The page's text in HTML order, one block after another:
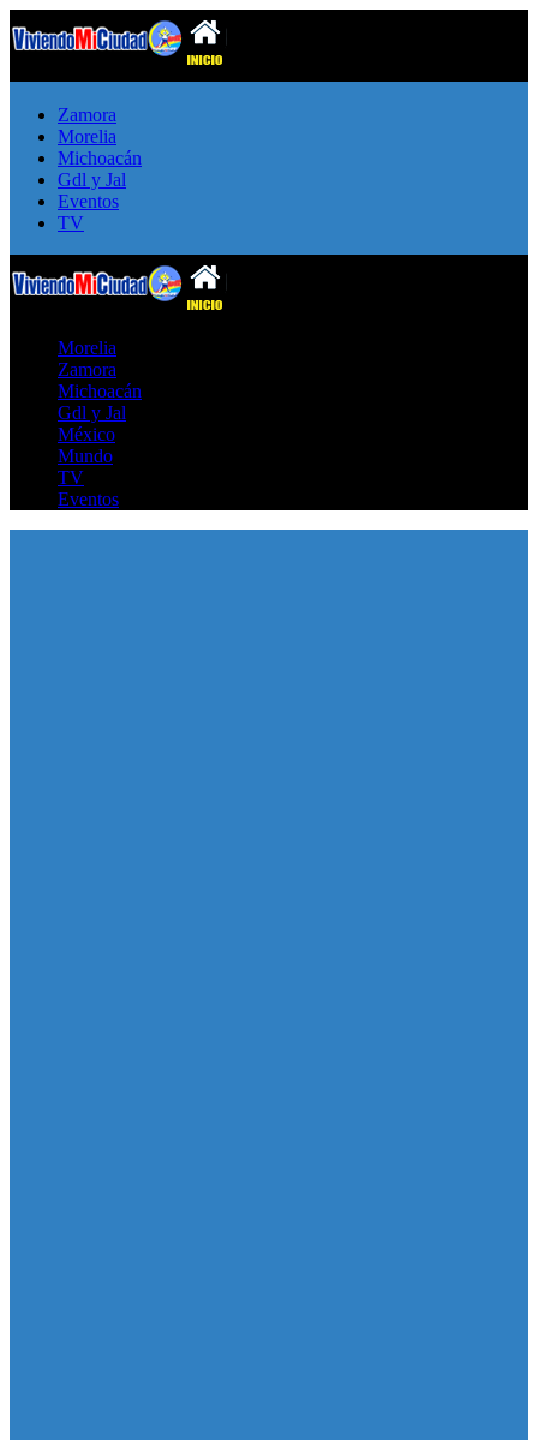
Zamora
Morelia
Michoacán
Gdl y Jal
Eventos
TV
Morelia
Zamora
Michoacán
Gdl y Jal
México
Mundo
TV
Eventos